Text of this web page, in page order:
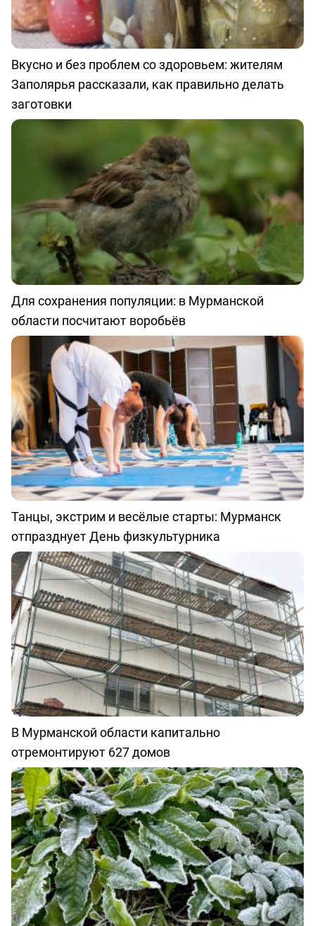
Вкусно и без проблем со здоровьем: жителям
Заполярья рассказали, как правильно делать
заготовки
Для сохранения популяции: в Мурманской
области посчитают воробьёв
Танцы, экстрим и весёлые старты: Мурманск
отпразднует День физкультурника
В Мурманской области капитально
отремонтируют 627 домов